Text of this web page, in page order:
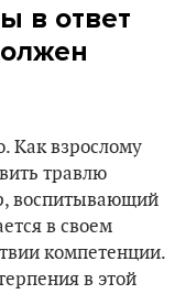
в ответ
Как взрослому
травлю
воспитывающий
в своем
компетенции.
в этой